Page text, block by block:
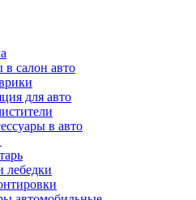
в салон авто
для авто
в авто
лебедки